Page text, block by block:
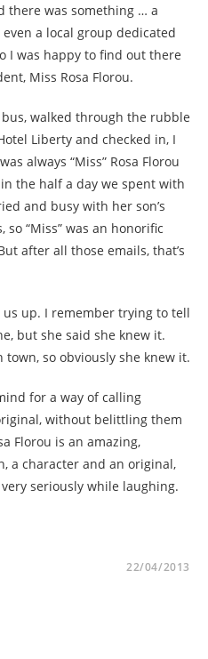
there was something … a
a local group dedicated
I was happy to find out there
Miss Rosa Florou.
walked through the rubble
Liberty and checked in, I
always “Miss” Rosa Florou
the half a day we spent with
and busy with her son’s
“Miss” was an honorific
after all those emails, that’s
up. I remember trying to tell
but she said she knew it.
so obviously she knew it.
for a way of calling
without belittling them
Florou is an amazing,
a character and an original,
seriously while laughing.
22/04/2013